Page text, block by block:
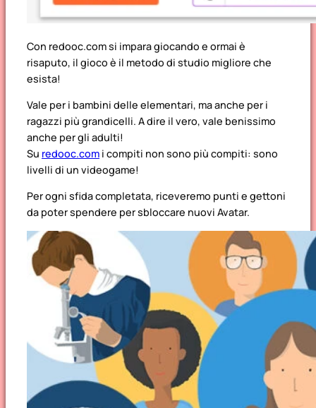
Con redooc.com si impara giocando e ormai è
risaputo, il gioco è il metodo di studio migliore che
esista!
Vale per i bambini delle elementari, ma anche per i
ragazzi più grandicelli. A dire il vero, vale benissimo
anche per gli adulti!
Su redooc.com i compiti non sono più compiti: sono
livelli di un videogame!
Per ogni sfida completata, riceveremo punti e gettoni
da poter spendere per sbloccare nuovi Avatar.